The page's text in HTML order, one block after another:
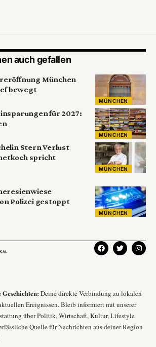
auch gefallen
MÜNCHEN
München
bewegt
MÜNCHEN
für 2027:
MÜNCHEN
Stern Verlust
spricht
MÜNCHEN
Polizei gestoppt
Geschichten: Deine direkte Verbindung zu lokalen
Ereignissen. Bleib informiert mit unserer
über Politik, Wirtschaft, Kultur, Lifestyle
Quelle für Nachrichten aus deiner Region